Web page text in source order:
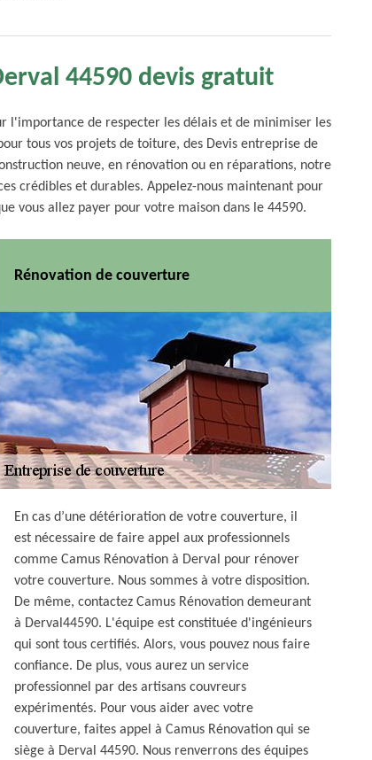
44590 devis gratuit
l'importance de respecter les délais et de minimiser les
tous vos projets de toiture, des Devis entreprise de
neuve, en rénovation ou en réparations, notre
crédibles et durables. Appelez-nous maintenant pour
vous allez payer pour votre maison dans le 44590.
Rénovation de couverture
En cas d’une détérioration de votre couverture, il
est nécessaire de faire appel aux professionnels
comme Camus Rénovation à Derval pour rénover
votre couverture. Nous sommes à votre disposition.
De même, contactez Camus Rénovation demeurant
à Derval44590. L'équipe est constituée d'ingénieurs
qui sont tous certifiés. Alors, vous pouvez nous faire
confiance. De plus, vous aurez un service
professionnel par des artisans couvreurs
expérimentés. Pour vous aider avec votre
couverture, faites appel à Camus Rénovation qui se
siège à Derval 44590. Nous renverrons des équipes